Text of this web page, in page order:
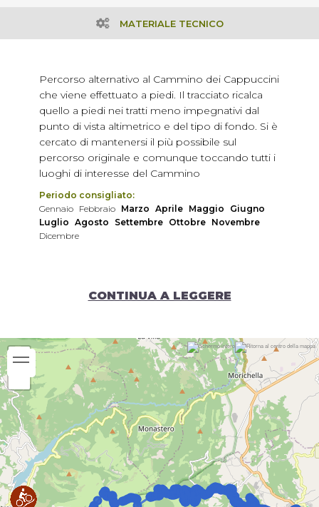
MATERIALE TECNICO
Percorso alternativo al Cammino dei Cappuccini
che viene effettuato a piedi. Il tracciato ricalca
quello a piedi nei tratti meno impegnativi dal
punto di vista altimetrico e del tipo di fondo. Si è
cercato di mantenersi il più possibile sul
percorso originale e comunque toccando tutti i
luoghi di interesse del Cammino
Periodo consigliato:
Gennaio Febbraio Marzo Aprile Maggio
Giugno
Luglio Agosto Settembre Ottobre Novembre
Dicembre
CONTINUA A LEGGERE